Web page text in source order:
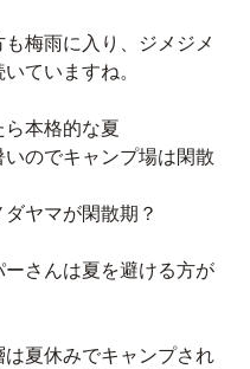
梅雨に入り、ジメジメ
ていますね。
本格的な夏
のでキャンプ場は閑散
ヤマが閑散期？
さんは夏を避ける方が
夏休みでキャンプされ